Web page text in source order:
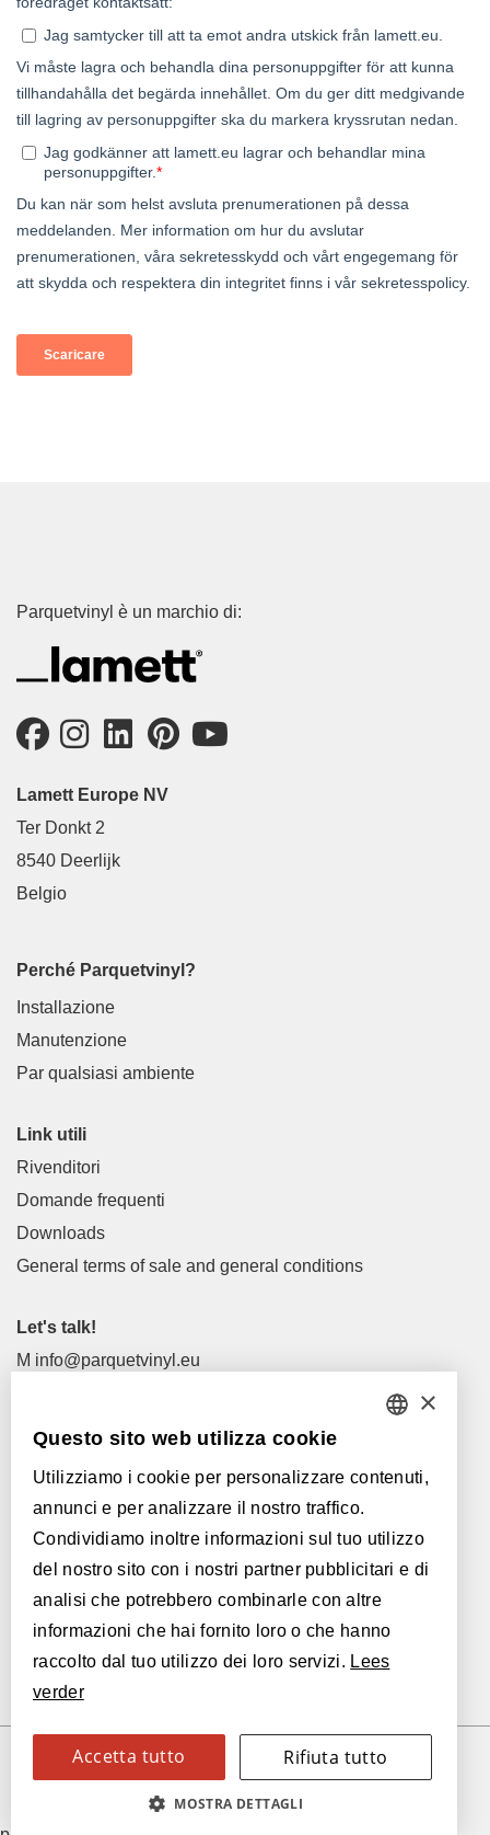
Parquetvinyl è un marchio di:
Lamett Europe NV
Ter Donkt 2
8540 Deerlijk
Belgio
Perché Parquetvinyl?
Installazione
Manutenzione
Par qualsiasi ambiente
Link utili
Rivenditori
Domande frequenti
Downloads
General terms of sale and general conditions
Let's talk!
M info@parquetvinyl.eu
Let's meet!
I nostri rivenditori
Con il supporto di:
© 2026 Parquetvinyl
Cookie
FRENCH
ENGLISH
GERMAN
SPANISH
×
Questo sito web utilizza cookie
Utilizziamo i cookie per personalizzare contenuti,
annunci e per analizzare il nostro traffico.
Condividiamo inoltre informazioni sul tuo utilizzo
del nostro sito con i nostri partner pubblicitari e di
analisi che potrebbero combinarle con altre
informazioni che hai fornito loro o che hanno
raccolto dal tuo utilizzo dei loro servizi. Lees
verder
Accetta tutto Rifiuta tutto
MOSTRA DETTAGLI